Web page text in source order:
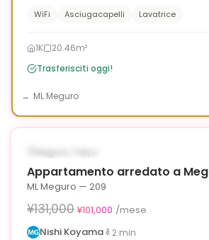
WiFi Asciugacapelli Lavatrice
1K
20.46m²
Trasferisciti oggi!
ML Meguro
DISPONIBILE ORA
‹
Meguro, Tokyo
Appartamento arredato a
ML Meguro — 209
¥131,000 ¥101,000 /mese
Nishi Koyama
2 min